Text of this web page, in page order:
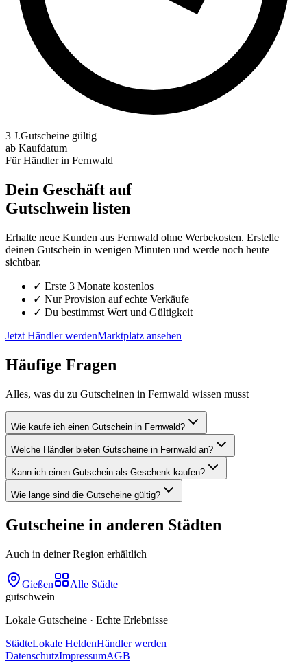
3 J.Gutscheine gültig
ab Kaufdatum
Für Händler in Fernwald
Dein Geschäft auf
Gutschwein listen
Erhalte neue Kunden aus Fernwald ohne Werbekosten. Erstelle
deinen Gutschein in wenigen Minuten und werde noch heute
sichtbar.
✓ Erste 3 Monate kostenlos
✓ Nur Provision auf echte Verkäufe
✓ Du bestimmst Wert und Gültigkeit
Jetzt Händler werdenMarktplatz ansehen
Häufige Fragen
Alles, was du zu Gutscheinen in Fernwald wissen musst
Wie kaufe ich einen Gutschein in Fernwald?
Welche Händler bieten Gutscheine in Fernwald an?
Kann ich einen Gutschein als Geschenk kaufen?
Wie lange sind die Gutscheine gültig?
Gutscheine in anderen Städten
Auch in deiner Region erhältlich
Gießen
Alle Städte
gutschwein
Lokale Gutscheine · Echte Erlebnisse
StädteLokale HeldenHändler werden
DatenschutzImpressumAGB